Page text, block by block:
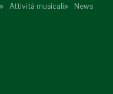
Attività musicali News